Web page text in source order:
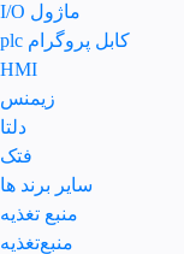
ماژول I/O
کابل پروگرام plc
HMI
زیمنس
دلتا
فتک
سایر برند ها
منبع تغذیه
منبع‌تغذیه